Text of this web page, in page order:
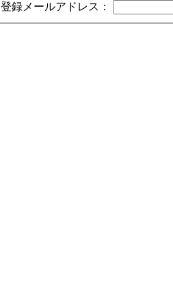
登録メールアドレス：